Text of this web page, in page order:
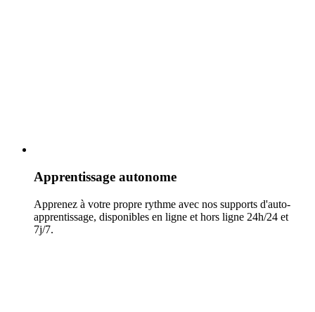
Apprentissage autonome
Apprenez à votre propre rythme avec nos supports d'auto-
apprentissage, disponibles en ligne et hors ligne 24h/24 et
7j/7.